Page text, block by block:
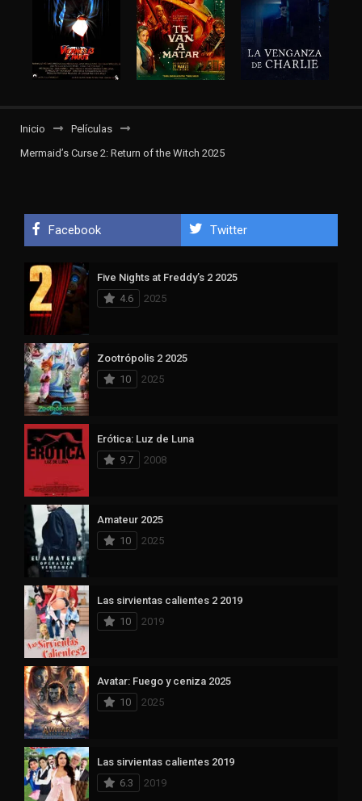
Inicio
Películas
Mermaid’s Curse 2: Return of the Witch 2025
Facebook Twitter
Five Nights at Freddy’s 2 2025
4.6
2025
Zootrópolis 2 2025
10
2025
Erótica: Luz de Luna
9.7
2008
Amateur 2025
10
2025
Las sirvientas calientes 2 2019
10
2019
Avatar: Fuego y ceniza 2025
10
2025
Las sirvientas calientes 2019
6.3
2019